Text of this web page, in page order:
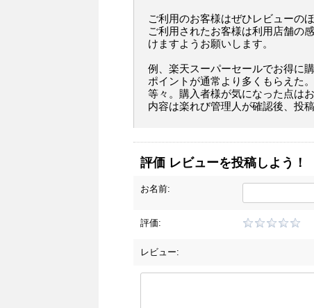
ご利用のお客様はぜひレビューの
ご利用されたお客様は利用店舗の
けますようお願いします。
例、楽天スーパーセールでお得に
ポイントが通常より多くもらえた
等々。購入者様が気になった点は
内容は楽れび管理人が確認後、投稿
評価 レビューを投稿しよう！
お名前:
評価:
レビュー: